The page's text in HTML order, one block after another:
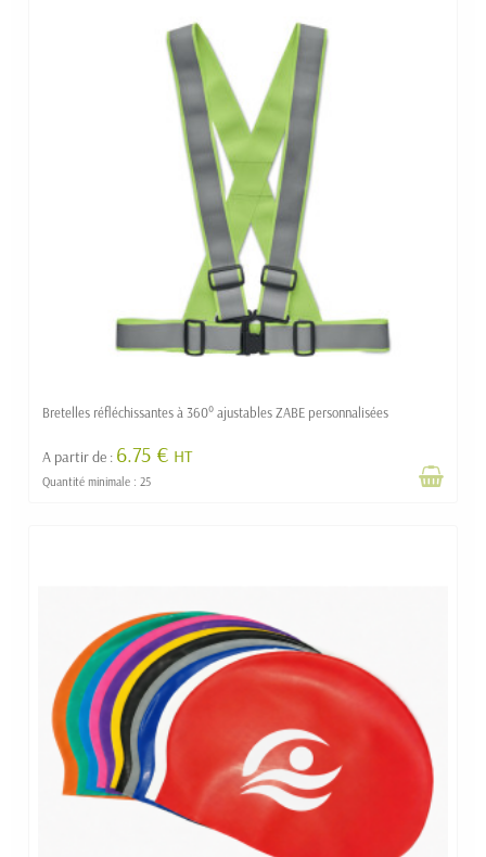
Bretelles réfléchissantes à 360° ajustables ZABE personnalisées
A partir de : 6.75 € HT
Quantité minimale : 25